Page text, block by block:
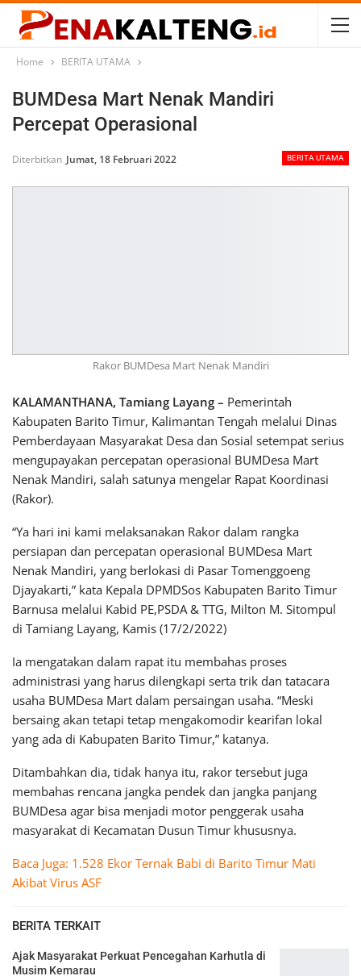
Home BERITA UTAMA
BUMDesa Mart Nenak Mandiri
Percepat Operasional
BERITA UTAMA
Diterbitkan Jumat, 18 Februari 2022
Rakor BUMDesa Mart Nenak Mandiri
KALAMANTHANA, Tamiang Layang – Pemerintah
Kabupaten Barito Timur, Kalimantan Tengah melalui Dinas
Pemberdayaan Masyarakat Desa dan Sosial setempat serius
mengupayakan percepatan operasional BUMDesa Mart
Nenak Mandiri, salah satunya mengelar Rapat Koordinasi
(Rakor).
“Ya hari ini kami melaksanakan Rakor dalam rangka
persiapan dan percepatan operasional BUMDesa Mart
Nenak Mandiri, yang berlokasi di Pasar Tomenggoeng
Djayakarti,” kata Kepala DPMDSos Kabupaten Barito Timur
Barnusa melalui Kabid PE,PSDA & TTG, Milton M. Sitompul
di Tamiang Layang, Kamis (17/2/2022)
Ia mengatakan dalam rapat itu membahas proses
administrasi yang harus dilengkapi serta trik dan tatacara
usaha BUMDesa Mart dalam persaingan usaha. “Meski
bersaing akan tetapi tetap mengakomodir kearifan lokal
yang ada di Kabupaten Barito Timur,” katanya.
Ditambahkan dia, tidak hanya itu, rakor tersebut juga
membahas rencana jangka pendek dan jangka panjang
BUMDesa agar bisa menjadi motor penggerak usaha
masyarakat di Kecamatan Dusun Timur khususnya.
Baca Juga: 1.528 Ekor Ternak Babi di Barito Timur Mati
Akibat Virus ASF
BERITA TERKAIT
Ajak Masyarakat Perkuat Pencegahan Karhutla di
Musim Kemarau